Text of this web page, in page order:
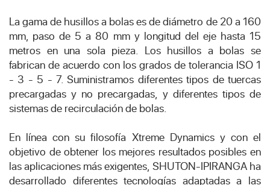
La gama de husillos a bolas es de diámetro de 20 a 160
mm, paso de 5 a 80 mm y longitud del eje hasta 15
metros en una sola pieza. Los husillos a bolas se
fabrican de acuerdo con los grados de tolerancia ISO 1
- 3 - 5 - 7. Suministramos diferentes tipos de tuercas
precargadas y no precargadas, y diferentes tipos de
sistemas de recirculación de bolas.
En línea con su filosofía Xtreme Dynamics y con el
objetivo de obtener los mejores resultados posibles en
las aplicaciones más exigentes, SHUTON-IPIRANGA ha
desarrollado diferentes tecnologías adaptadas a las